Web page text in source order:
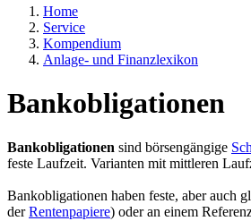
Home
Service
Kompendium
Anlage- und Finanzlexikon
Bankobligationen
Bankobligationen sind börsengängige
feste Laufzeit. Varianten mit mittleren
Bankobligationen haben feste, aber auch
derRentenpapiere) oder an einem